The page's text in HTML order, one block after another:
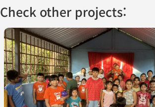
Check other projects: